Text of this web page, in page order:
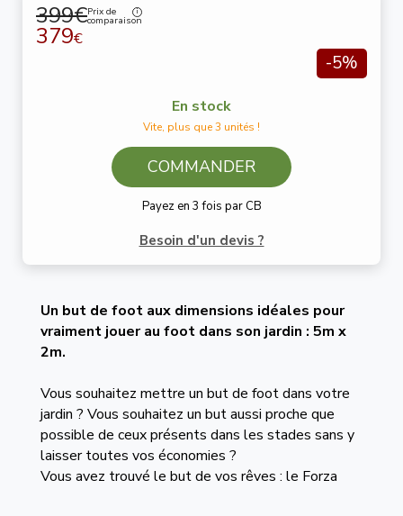
399€Prix de
comparaison
379€
-5%
En stock
Vite, plus que 3 unités !
COMMANDER
Payez en 3 fois par CB
Besoin d'un devis ?
Un but de foot aux dimensions idéales pour
vraiment jouer au foot dans son jardin : 5m x
2m.
Vous souhaitez mettre un but de foot dans votre
jardin ? Vous souhaitez un but aussi proche que
possible de ceux présents dans les stades sans y
laisser toutes vos économies ?
Vous avez trouvé le but de vos rêves : le Forza